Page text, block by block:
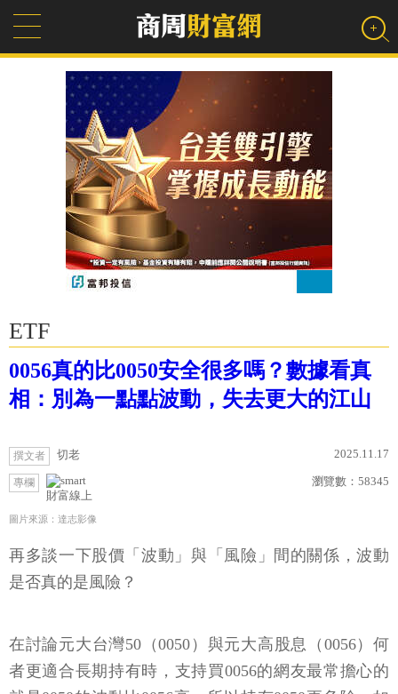
ETF
0056真的比0050安全很多嗎？數據看真
相：別為一點點波動，失去更大的江山
撰文者 切老 2025.11.17
專欄
財富線上
瀏覽數： 58345
圖片來源：達志影像
再多談一下股價「波動」與「風險」間的關係，波動
是否真的是風險？
在討論元大台灣50（0050）與元大高股息（0056）何
者更適合長期持有時，支持買0056的網友最常擔心的